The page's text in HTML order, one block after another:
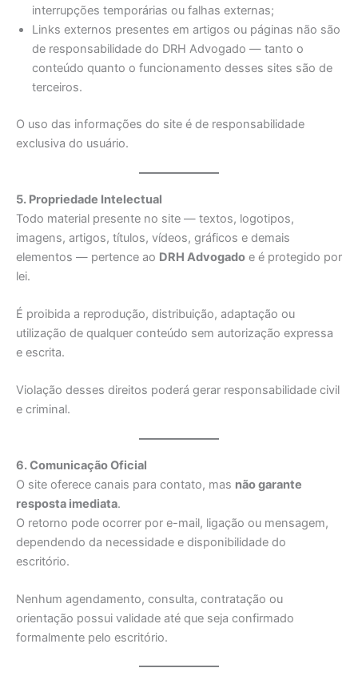
interrupções temporárias ou falhas externas;
Links externos presentes em artigos ou páginas não são
de responsabilidade do DRH Advogado — tanto o
conteúdo quanto o funcionamento desses sites são de
terceiros.
O uso das informações do site é de responsabilidade
exclusiva do usuário.
5. Propriedade Intelectual
Todo material presente no site — textos, logotipos,
imagens, artigos, títulos, vídeos, gráficos e demais
elementos — pertence ao DRH Advogado e é protegido por
lei.
É proibida a reprodução, distribuição, adaptação ou
utilização de qualquer conteúdo sem autorização expressa
e escrita.
Violação desses direitos poderá gerar responsabilidade civil
e criminal.
6. Comunicação Oficial
O site oferece canais para contato, mas não garante
resposta imediata.
O retorno pode ocorrer por e-mail, ligação ou mensagem,
dependendo da necessidade e disponibilidade do
escritório.
Nenhum agendamento, consulta, contratação ou
orientação possui validade até que seja confirmado
formalmente pelo escritório.